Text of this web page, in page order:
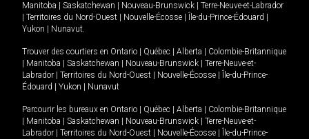
Manitoba
Saskatchewan Nouveau-Brunswick
Terre-Neuve-et-Labrador
Territoires du Nord-Ouest Nouvelle-Écosse Île-du-Prince-Édouard
Yukon
Nunavut.
Trouver des courtiers en Ontario Québec Alberta
Colombie-Britannique
Manitoba Saskatchewan Nouveau-Brunswick
Terre-Neuve-et-
Labrador
Territoires du Nord-Ouest Nouvelle-Écosse
Île-du-Prince-
Édouard
Yukon Nunavut
Parcourir les bureaux en Ontario Québec Alberta
Colombie-Britannique
Manitoba Saskatchewan Nouveau-Brunswick
Terre-Neuve-et-
Labrador
Territoires du Nord-Ouest Nouvelle-Écosse
Île-du-Prince-